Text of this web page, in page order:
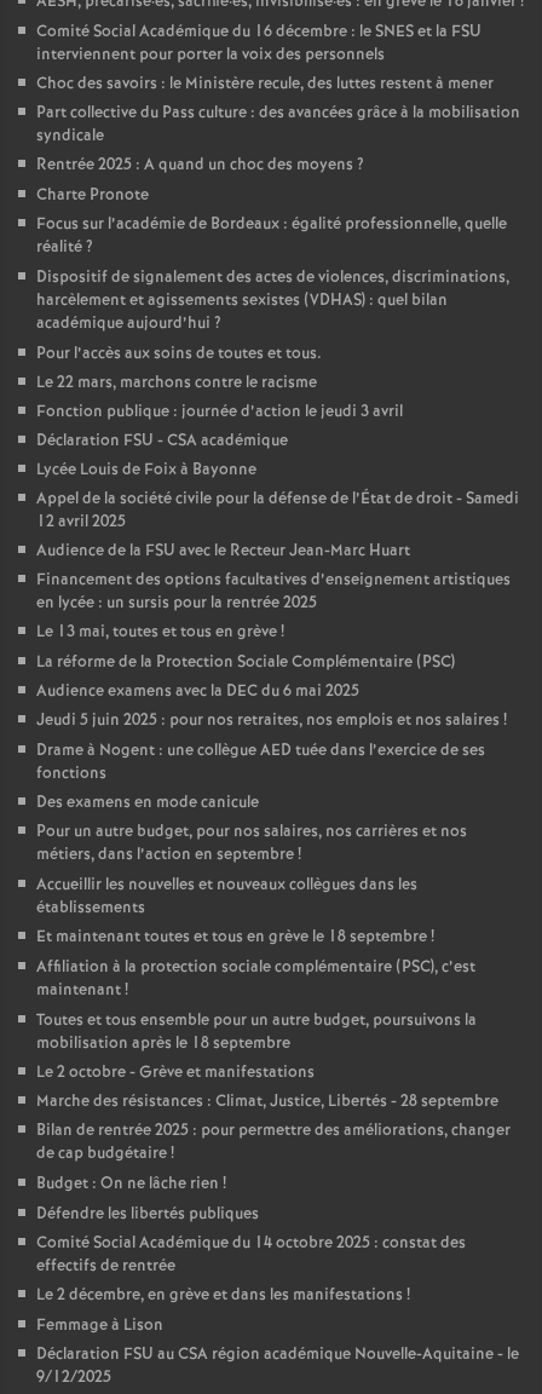
Comité Social Académique du 16 décembre : le SNES et la FSU
interviennent pour porter la voix des personnels
Choc des savoirs : le Ministère recule, des luttes restent à mener
Part collective du Pass culture : des avancées grâce à la mobilisation
syndicale
Rentrée 2025 : A quand un choc des moyens ?
Charte Pronote
Focus sur l’académie de Bordeaux : égalité professionnelle, quelle
réalité?
Dispositif de signalement des actes de violences, discriminations,
harcèlement et agissements sexistes (VDHAS) : quel bilan
académique aujourd’hui ?
Pour l’accès aux soins de toutes et tous.
Le 22 mars, marchons contre le racisme
Fonction publique : journée d’action le jeudi 3 avril
Déclaration FSU - CSA académique
Lycée Louis de Foix à Bayonne
Appel de la société civile pour la défense de l’État de droit - Samedi
12 avril 2025
Audience de la FSU avec le Recteur Jean-Marc Huart
Financement des options facultatives d’enseignement artistiques
en lycée : un sursis pour la rentrée 2025
Le 13 mai, toutes et tous en grève!
La réforme de la Protection Sociale Complémentaire (PSC)
Audience examens avec la DEC du 6 mai 2025
Jeudi 5 juin 2025 : pour nos retraites, nos emplois et nos salaires !
Drame à Nogent : une collègue AED tuée dans l’exercice de ses
fonctions
Des examens en mode canicule
Pour un autre budget, pour nos salaires, nos carrières et nos
métiers, dans l’action en septembre!
Accueillir les nouvelles et nouveaux collègues dans les
établissements
Et maintenant toutes et tous en grève le 18 septembre!
Affiliation à la protection sociale complémentaire (PSC), c’est
maintenant!
Toutes et tous ensemble pour un autre budget, poursuivons la
mobilisation après le 18 septembre
Le 2 octobre - Grève et manifestations
Marche des résistances : Climat, Justice, Libertés - 28 septembre
Bilan de rentrée 2025 : pour permettre des améliorations, changer
de cap budgétaire!
Budget : On ne lâche rien !
Défendre les libertés publiques
Comité Social Académique du 14 octobre 2025 : constat des
effectifs de rentrée
Le 2 décembre, en grève et dans les manifestations !
Femmage à Lison
Déclaration FSU au CSA région académique Nouvelle-Aquitaine - le
9/12/2025